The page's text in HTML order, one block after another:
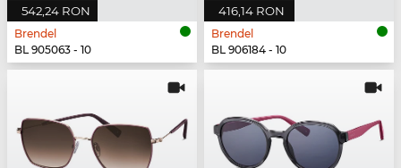
542,24 RON
Brendel
BL 905063 - 10
416,14 RON
Brendel
BL 906184 - 10